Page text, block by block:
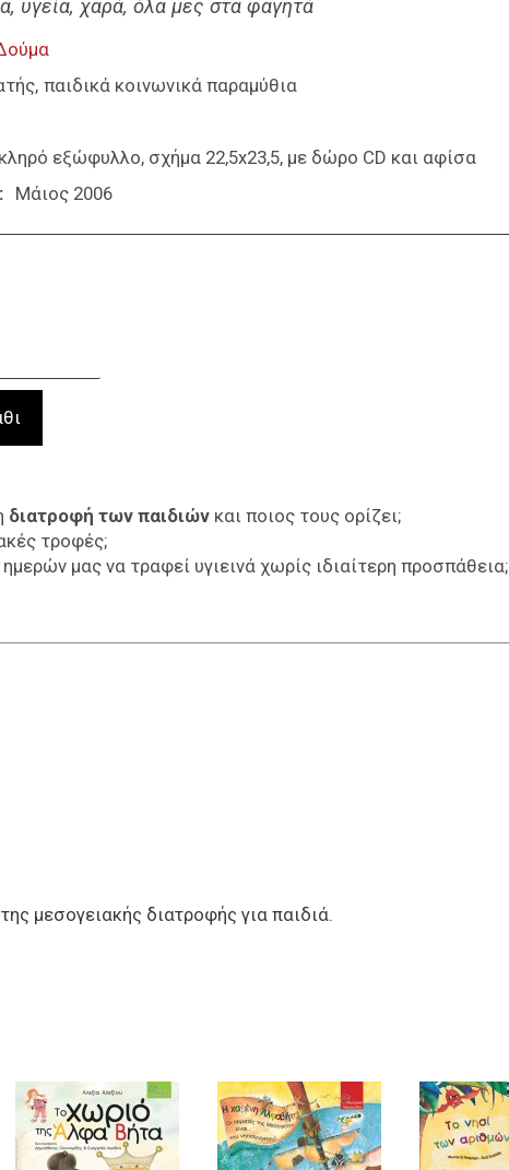
υγεία, χαρά, όλα μες στα φαγητά
παιδικά κοινωνικά παραμύθια
εξώφυλλο, σχήμα 22,5x23,5, με δώρο CD και αφίσα
Μάιος 2006
διατροφή των παιδιών και ποιος τους ορίζει;
τροφές;
μας να τραφεί υγιεινά χωρίς ιδιαίτερη προσπάθεια;
μεσογειακής διατροφής για παιδιά.